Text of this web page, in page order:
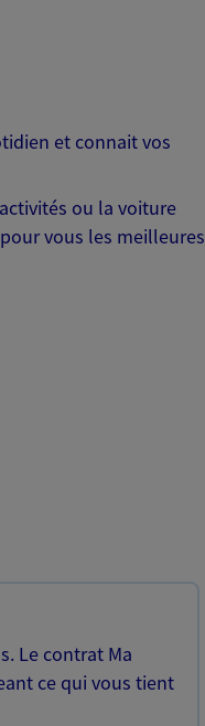
et connait vos
ou la voiture
vous les meilleures
Le contrat Ma
ce qui vous tient